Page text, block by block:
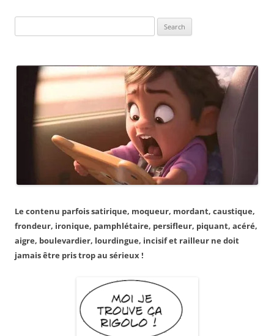
for:
Le contenu parfois satirique, moqueur, mordant, caustique,
frondeur, ironique, pamphlétaire, persifleur, piquant, acéré,
aigre, boulevardier, lourdingue, incisif et railleur ne doit
jamais être pris trop au sérieux !